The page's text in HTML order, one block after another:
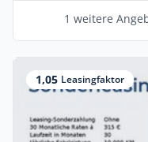
1 weitere
1,05 Leasingfaktor